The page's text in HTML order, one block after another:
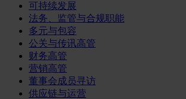
可持续发展
法务、监管与合规职能
多元与包容
公关与传讯高管
财务高管
营销高管
董事会成员寻访
供应链与运营